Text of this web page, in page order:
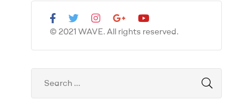
© 2021 WAVE. All rights reserved.